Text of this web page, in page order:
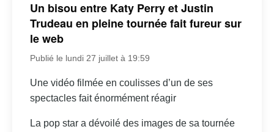
Un bisou entre Katy Perry et Justin
Trudeau en pleine tournée fait fureur sur
le web
Publié le lundi 27 juillet à 19:59
Une vidéo filmée en coulisses d’un de ses
spectacles fait énormément réagir
La pop star a dévoilé des images de sa tournée